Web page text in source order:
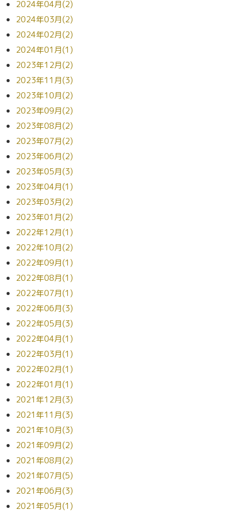
2024年04月(2)
2024年03月(2)
2024年02月(2)
2024年01月(1)
2023年12月(2)
2023年11月(3)
2023年10月(2)
2023年09月(2)
2023年08月(2)
2023年07月(2)
2023年06月(2)
2023年05月(3)
2023年04月(1)
2023年03月(2)
2023年01月(2)
2022年12月(1)
2022年10月(2)
2022年09月(1)
2022年08月(1)
2022年07月(1)
2022年06月(3)
2022年05月(3)
2022年04月(1)
2022年03月(1)
2022年02月(1)
2022年01月(1)
2021年12月(3)
2021年11月(3)
2021年10月(3)
2021年09月(2)
2021年08月(2)
2021年07月(5)
2021年06月(3)
2021年05月(1)